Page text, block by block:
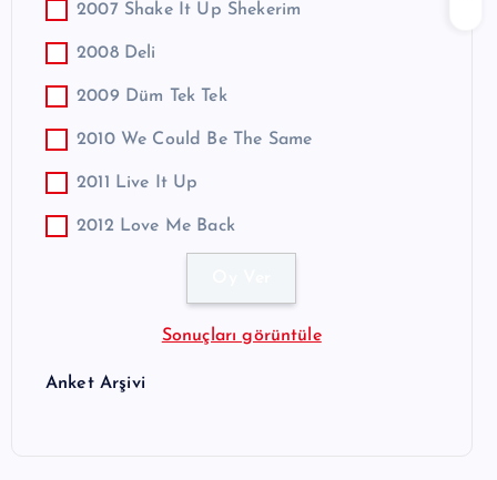
2007 Shake It Up Shekerim
2008 Deli
2009 Düm Tek Tek
2010 We Could Be The Same
2011 Live It Up
2012 Love Me Back
Sonuçları görüntüle
Anket Arşivi